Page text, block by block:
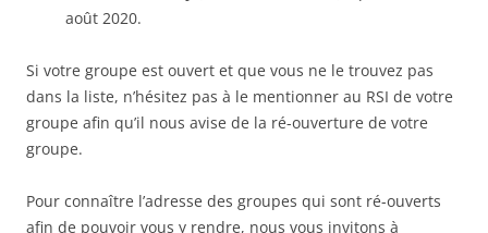
août 2020.
Si votre groupe est ouvert et que vous ne le trouvez pas
dans la liste, n’hésitez pas à le mentionner au RSI de votre
groupe afin qu’il nous avise de la ré-ouverture de votre
groupe.
Pour connaître l’adresse des groupes qui sont ré-ouverts
afin de pouvoir vous y rendre, nous vous invitons à